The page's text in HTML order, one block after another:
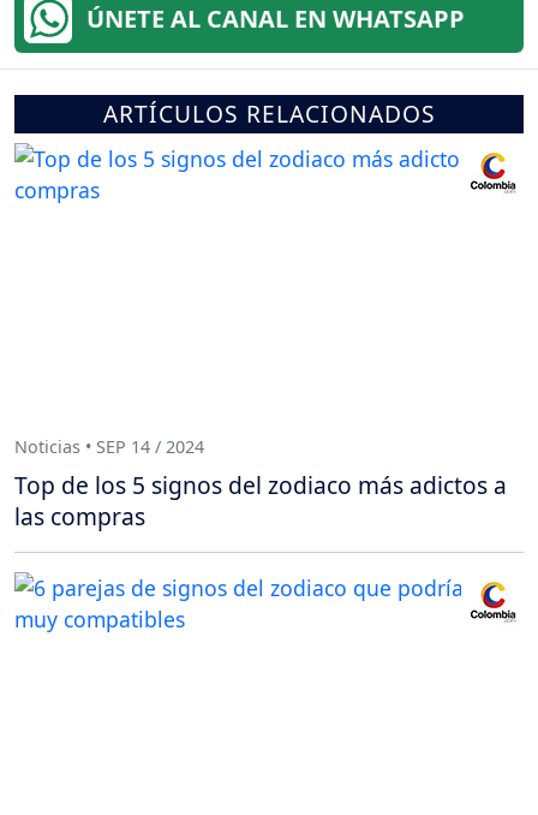
ÚNETE AL CANAL EN WHATSAPP
ARTÍCULOS RELACIONADOS
Noticias • SEP 14 / 2024
Top de los 5 signos del zodiaco más adictos a
las compras